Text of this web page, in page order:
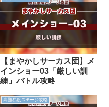
【まやかしサーカス団】メ
インショー03「厳しい訓
練」バトル攻略
高難易度ステージ攻略